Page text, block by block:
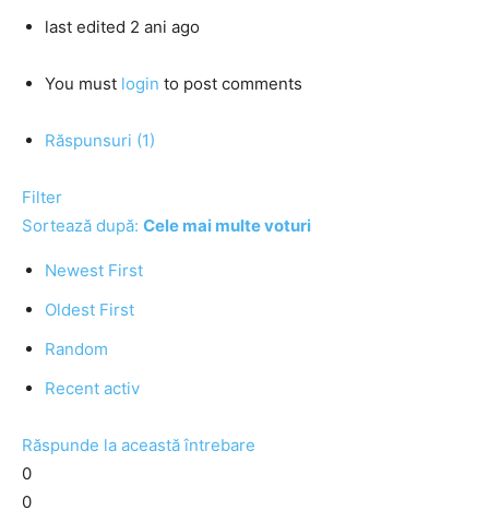
last edited 2 ani ago
You must login to post comments
Răspunsuri (1)
Filter
Sortează după: Cele mai multe voturi
Newest First
Oldest First
Random
Recent activ
Răspunde la această întrebare
0
0